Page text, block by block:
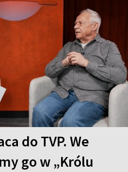
do TVP. We
go w „Królu